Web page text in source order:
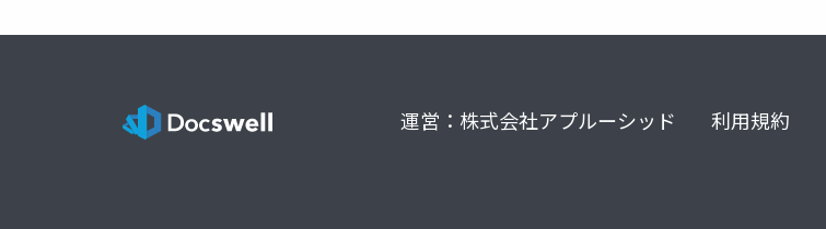
運営：株式会社アプルーシッド 利用規約